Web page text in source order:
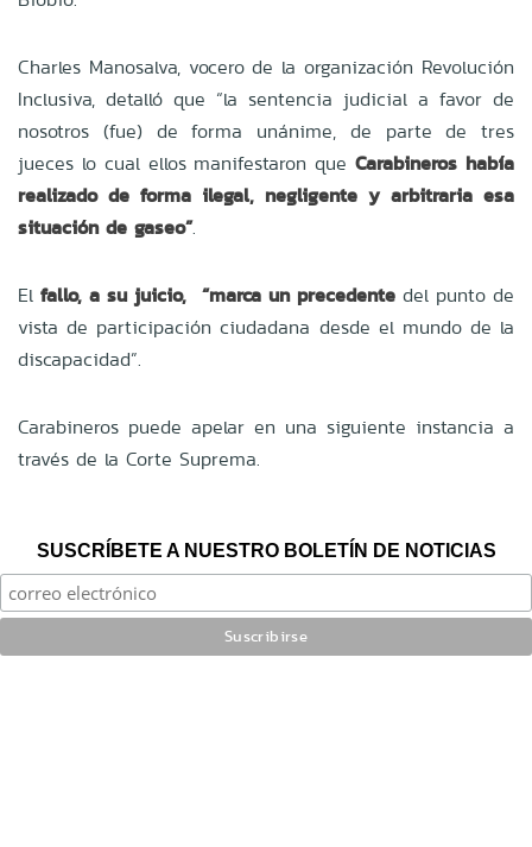
Charles Manosalva, vocero de la organización Revolución
Inclusiva, detalló que “la sentencia judicial a favor de
nosotros (fue) de forma unánime, de parte de tres
jueces lo cual ellos manifestaron queCarabineros había
realizado de forma ilegal, negligente y arbitraria esa
situación de gaseo”.
El fallo, a su juicio, “marca un precedentedel punto de
vista de participación ciudadana desde el mundo de la
discapacidad”.
Carabineros puede apelar en una siguiente instancia a
través de la Corte Suprema.
SUSCRÍBETE A NUESTRO BOLETÍN DE NOTICIAS